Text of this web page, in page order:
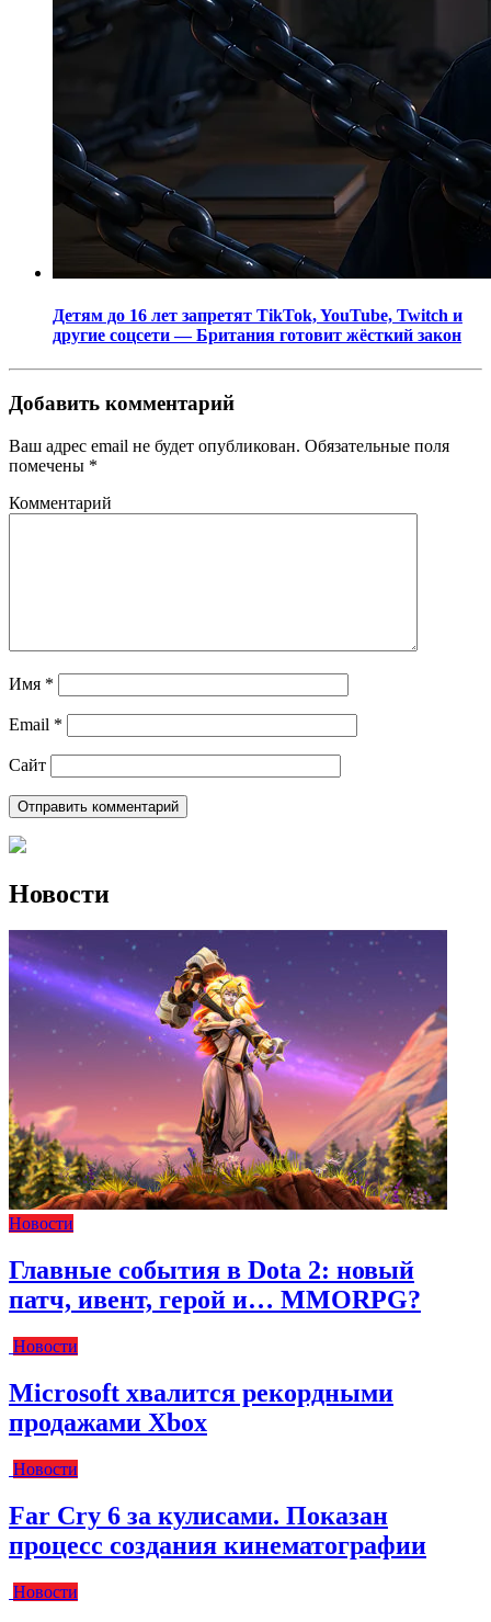
Детям до 16 лет запретят TikTok, YouTube, Twitch и
другие соцсети — Британия готовит жёсткий закон
Добавить комментарий
Ваш адрес email не будет опубликован. Обязательные поля
помечены *
Комментарий
Имя *
Email *
Сайт
Новости
Новости
Главные события в Dota 2: новый
патч, ивент, герой и… MMORPG?
Новости
Microsoft хвалится рекордными
продажами Xbox
Новости
Far Cry 6 за кулисами. Показан
процесс создания кинематографии
Новости